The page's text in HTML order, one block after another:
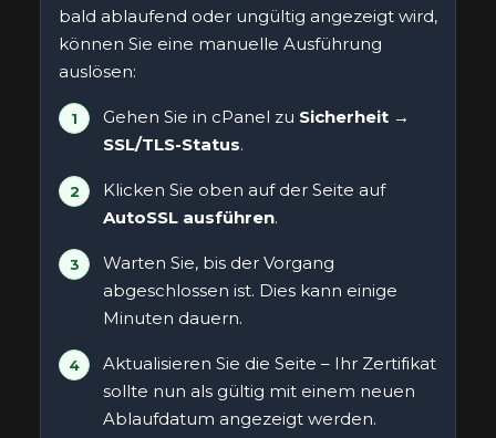
bald ablaufend oder ungültig angezeigt wird,
können Sie eine manuelle Ausführung
auslösen:
Gehen Sie in cPanel zu Sicherheit →
SSL/TLS-Status.
Klicken Sie oben auf der Seite auf
AutoSSL ausführen.
Warten Sie, bis der Vorgang
abgeschlossen ist. Dies kann einige
Minuten dauern.
Aktualisieren Sie die Seite – Ihr Zertifikat
sollte nun als gültig mit einem neuen
Ablaufdatum angezeigt werden.